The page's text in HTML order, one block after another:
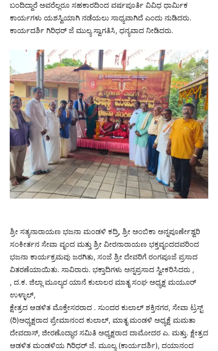
ಬಂದಿದ್ದಾರೆ ಅವರೆಲ್ಲರೂ ಸಹಕಾರದಿಂದ ವರ್ಷಪೂರ್ತಿ ವಿವಿಧ ಧಾರ್ಮಿಕ
ಕಾರ್ಯಗಳು ಯಶಸ್ವಿಯಾಗಿ ನಡೆಯಲು ಸಾಧ್ಯವಾಗಿದೆ ಎಂದು ನುಡಿದರು.
ಕಾರ್ಯದರ್ಶಿ ಗಿರಿಧರ್ ಜೆ ಮುಲ್ಯ ಸ್ವಾಗತಿಸಿ, ಧನ್ಯವಾದ ನೀಡಿದರು.
ಶ್ರೀ ಸತ್ಯನಾರಾಯಣ ಭಜನಾ ಮಂಡಳಿ ಕದ್ರಿ, ಶ್ರೀ ಅಂಬಿಕಾ ಅನ್ನಪೂರ್ಣೇಶ್ವರಿ
ಸಂಕೀರ್ತನ ಸೇವಾ ವೃಂದ ಮತ್ತು ಶ್ರೀ ವೀರನಾರಾಯಣ ಭಕ್ತವೃಂದದವರಿಂದ
ಭಜನಾ ಕಾರ್ಯಕ್ರಮವು ಜರಗಿತು, ಸಂಜೆ ಶ್ರೀ ದೇವರಿಗೆ ರಂಗಪೂಜೆ ಪ್ರಸಾದ
ವಿತರಣೆಯಾಯಿತು. ಸಾವಿರಾರು. ಭಕ್ತಾದಿಗಳು ಅನ್ನಪ್ರಸಾದ ಸ್ವೀಕರಿಸಿದರು ,
, ದ.ಕ. ಜಿಲ್ಲಾ ಮೂಲ್ಯರ ಯಾನೆ ಕುಲಾಲರ ಮಾತೃ ಸಂಘ ಅಧ್ಯಕ್ಷ ಮಯೂರ್
ಉಳ್ಳಾಲ್,
ಕ್ಷೇತ್ರದ ಆಡಳಿತ ಮೊಕ್ತೇಸರರಾದ . ಸುಂದರ ಕುಲಾಲ್ ಶಕ್ತಿನಗರ, ಸೇವಾ ಟ್ರಸ್ಟ್
(ರಿ)ಅಧ್ಯಕ್ಷರಾದ ಪ್ರೇಮಾನಂದ ಕುಲಾಲ್, ಮಾತೃ ಮಂಡಳಿ ಅಧ್ಯಕ್ಷೆ ಮಮತಾ
ದೇವದಾಸ್, ಜೀರಣೊದ್ಧಾರ ಸಮಿತಿ ಅಧ್ಯಕ್ಷರಾದ ದಾಮೋದರ ಎ. ಮತ್ತು. ಕ್ಷೇತ್ರದ
ಆಡಳಿತ ಮಂಡಳಿಯ ಗಿರಿಧರ್ ಜೆ. ಮೂಲ್ಯ (ಕಾರ್ಯದರ್ಶಿ), ದಯಾನಂದ